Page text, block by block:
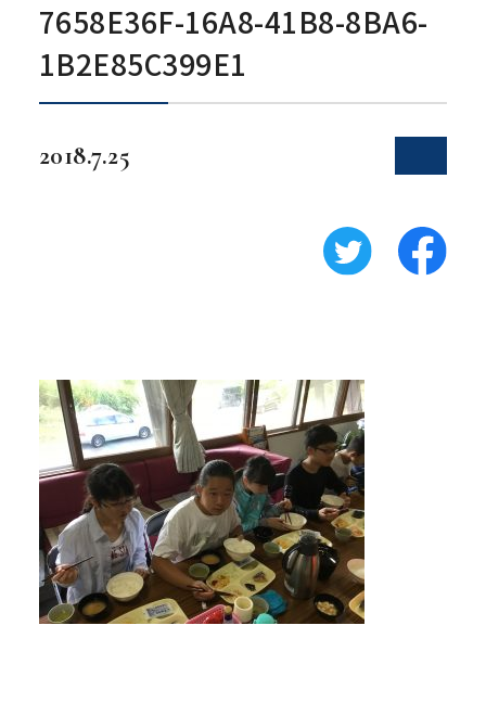
7658E36F-16A8-41B8-8BA6-
1B2E85C399E1
2018.7.25